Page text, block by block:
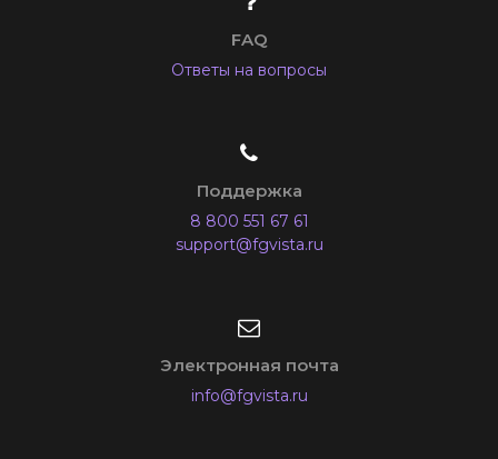
FAQ
Ответы на вопросы
Поддержка
8 800 551 67 61
support@fgvista.ru
Электронная почта
info@fgvista.ru